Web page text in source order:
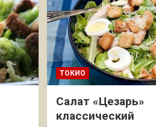
ТОКИО
Салат «Цезарь»
классический